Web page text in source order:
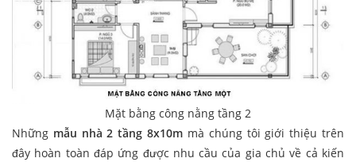
Mặt bằng công nằng tầng 2
Những mẫu nhà 2 tầng 8x10m mà chúng tôi giới thiệu trên
đây hoàn toàn đáp ứng được nhu cầu của gia chủ về cả kiến